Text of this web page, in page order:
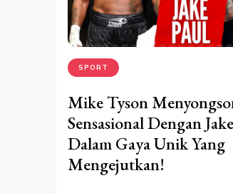
SPORT
Mike Tyson
Sensasional Dengan
Dalam Gaya Unik Yang
Mengejutkan!